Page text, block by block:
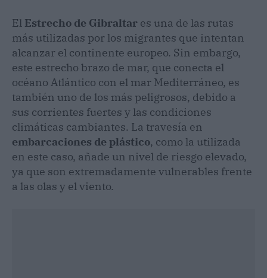
El Estrecho de Gibraltar es una de las rutas
más utilizadas por los migrantes que intentan
alcanzar el continente europeo. Sin embargo,
este estrecho brazo de mar, que conecta el
océano Atlántico con el mar Mediterráneo, es
también uno de los más peligrosos, debido a
sus corrientes fuertes y las condiciones
climáticas cambiantes. La travesía en
embarcaciones de plástico, como la utilizada
en este caso, añade un nivel de riesgo elevado,
ya que son extremadamente vulnerables frente
a las olas y el viento.